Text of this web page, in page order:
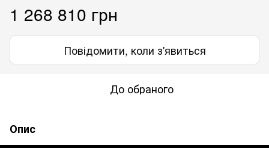
1 268 810 грн
Повідомити, коли з'явиться
До обраного
Опис